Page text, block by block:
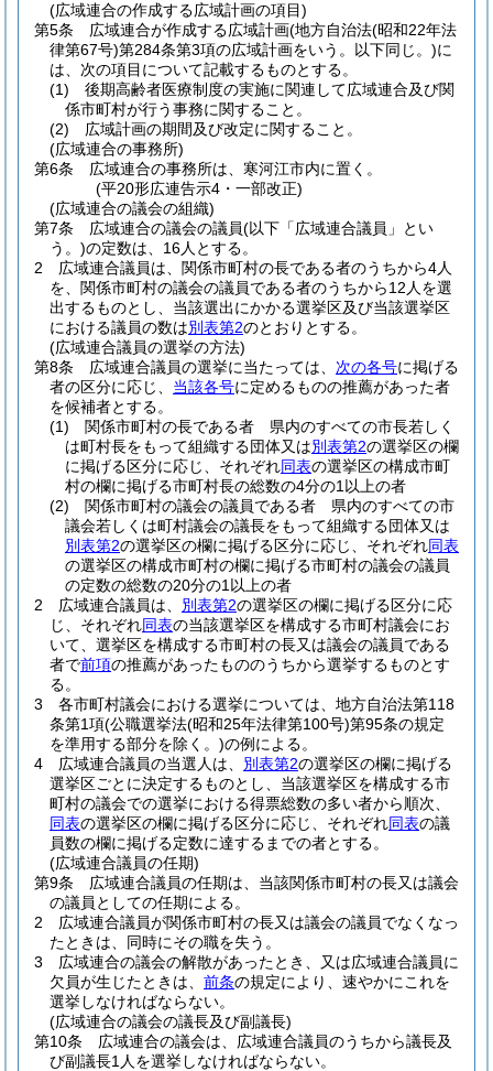
(広域連合の作成する広域計画の項目)
第5条
広域連合が作成する広域計画(地方自治法(昭和22年法
律第67号)第284条第3項の広域計画をいう。以下同じ。)に
は、次の項目について記載するものとする。
(1)
後期高齢者医療制度の実施に関連して広域連合及び関
係市町村が行う事務に関すること。
(2)
広域計画の期間及び改定に関すること。
(広域連合の事務所)
第6条
広域連合の事務所は、寒河江市内に置く。
(平20形広連告示4・一部改正)
(広域連合の議会の組織)
第7条
広域連合の議会の議員(以下「広域連合議員」とい
う。)の定数は、16人とする。
2
広域連合議員は、関係市町村の長である者のうちから4人
を、関係市町村の議会の議員である者のうちから12人を選
出するものとし、当該選出にかかる選挙区及び当該選挙区
における議員の数は別表第2のとおりとする。
(広域連合議員の選挙の方法)
第8条
広域連合議員の選挙に当たっては、 次の各号に掲げる
者の区分に応じ、 当該各号に定めるものの推薦があった者
を候補者とする。
(1)
関係市町村の長である者 県内のすべての市長若しく
は町村長をもって組織する団体又は別表第2の選挙区の欄
に掲げる区分に応じ、それぞれ同表の選挙区の構成市町
村の欄に掲げる市町村長の総数の4分の1以上の者
(2)
関係市町村の議会の議員である者 県内のすべての市
議会若しくは町村議会の議長をもって組織する団体又は
別表第2の選挙区の欄に掲げる区分に応じ、それぞれ同表
の選挙区の構成市町村の欄に掲げる市町村の議会の議員
の定数の総数の20分の1以上の者
2
広域連合議員は、 別表第2の選挙区の欄に掲げる区分に応
じ、それぞれ同表の当該選挙区を構成する市町村議会にお
いて、選挙区を構成する市町村の長又は議会の議員である
者で前項の推薦があったもののうちから選挙するものとす
る。
3
各市町村議会における選挙については、地方自治法第118
条第1項(公職選挙法(昭和25年法律第100号)第95条の規定
を準用する部分を除く。)の例による。
4
広域連合議員の当選人は、 別表第2の選挙区の欄に掲げる
選挙区ごとに決定するものとし、当該選挙区を構成する市
町村の議会での選挙における得票総数の多い者から順次、
同表の選挙区の欄に掲げる区分に応じ、それぞれ同表の議
員数の欄に掲げる定数に達するまでの者とする。
(広域連合議員の任期)
第9条
広域連合議員の任期は、当該関係市町村の長又は議会
の議員としての任期による。
2
広域連合議員が関係市町村の長又は議会の議員でなくなっ
たときは、同時にその職を失う。
3
広域連合の議会の解散があったとき、又は広域連合議員に
欠員が生じたときは、 前条の規定により、速やかにこれを
選挙しなければならない。
(広域連合の議会の議長及び副議長)
第10条
広域連合の議会は、広域連合議員のうちから議長及
び副議長1人を選挙しなければならない。